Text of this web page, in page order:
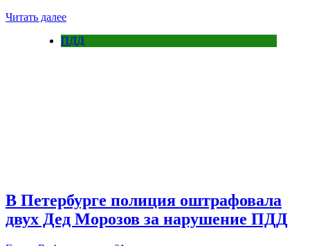
Читать далее
ПДД
В Петербурге полиция оштрафовала
двух Дед Морозов за нарушение ПДД